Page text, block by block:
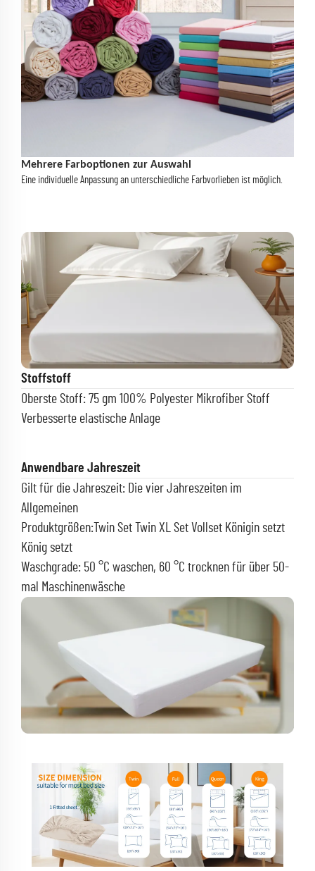
Mehrere Farboptionen zur Auswahl
Eine individuelle Anpassung an unterschiedliche Farbvorlieben ist möglich.
Stoffstoff
Oberste Stoff: 75 gm 100% Polyester Mikrofiber Stoff
Verbesserte elastische Anlage
Anwendbare Jahreszeit
Gilt für die Jahreszeit: Die vier Jahreszeiten im
Allgemeinen
Produktgrößen:Twin Set Twin XL Set Vollset Königin setzt
König setzt
Waschgrade: 50 °C waschen, 60 °C trocknen für über 50-
mal Maschinenwäsche